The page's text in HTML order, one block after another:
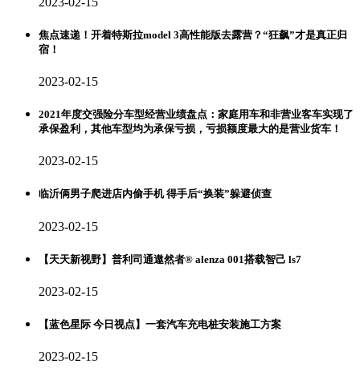
焦点速递！开着特斯拉model 3高性能版去露营？“狂飙”才是真正归
宿！
2023-02-15
2021年度交强险分车型经营业绩盘点：家庭用车和非营业客车实现了
承保盈利，其他车型均为承保亏损，亏损额度最大的是营业货车！
2023-02-15
临沂俩男子爬进店内偷手机 得手后“换装”躲避侦查
2023-02-15
【天天新视野】普利司通遨然者® alenza 001搭载智己 ls7
2023-02-15
【蓝色星际 今日视点】一套汽车充电桩安装施工方案
2023-02-15